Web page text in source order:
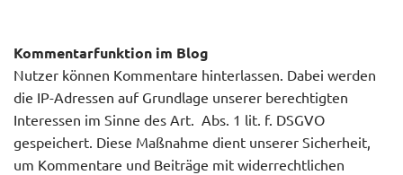
Kommentarfunktion im Blog
Nutzer können Kommentare hinterlassen. Dabei werden
die IP-Adressen auf Grundlage unserer berechtigten
Interessen im Sinne des Art. Abs. 1 lit. f. DSGVO
gespeichert. Diese Maßnahme dient unserer Sicherheit,
um Kommentare und Beiträge mit widerrechtlichen